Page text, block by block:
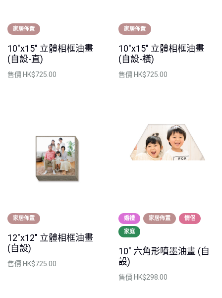
家居佈置
10"x15" 立體相框油畫
(自設-直)
售價 HK$725.00
家居佈置
10"x15" 立體相框油畫
(自設-橫)
售價 HK$725.00
家居佈置
12"x12" 立體相框油畫
(自設)
售價 HK$725.00
婚禮 家居佈置 情侶
家庭
10" 六角形噴墨油畫 (自
設)
售價HK$298.00